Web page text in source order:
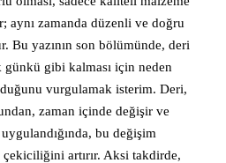
aynı zamanda düzenli ve doğru
Bu yazının son bölümünde, deri
günkü gibi kalması için neden
vurgulamak isterim. Deri,
zaman içinde değişir ve
bu değişim
çekiciliğini artırır. Aksi takdirde,